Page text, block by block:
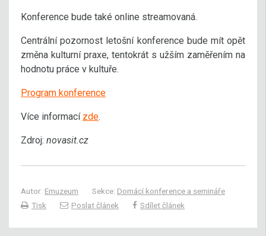
Konference bude také online streamovaná.
Centrální pozornost letošní konference bude mít opět
změna kulturní praxe, tentokrát s užším zaměřením na
hodnotu práce v kultuře.
Program konference
Více informací zde.
Zdroj: novasit.cz
Autor: Emuzeum Sekce: Domácí konference a semináře
Tisk
Poslat článek Sdílet článek